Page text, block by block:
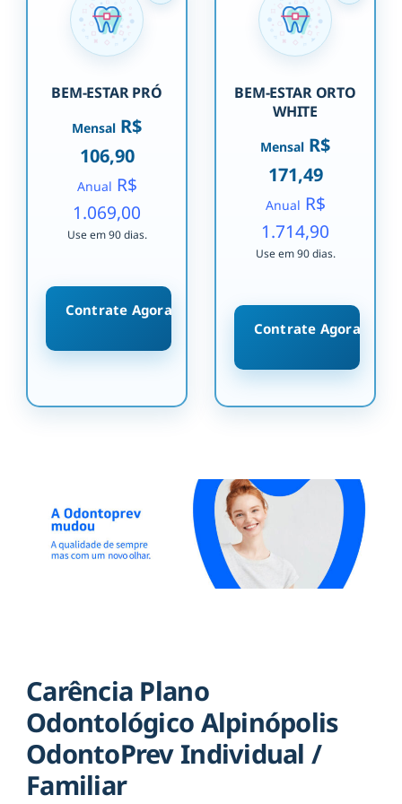
BEM-ESTAR PRÓ
Mensal R$
106,90
Anual R$
1.069,00
Use em 90 dias.
Contrate Agora
BEM-ESTAR ORTO
WHITE
Mensal R$
171,49
Anual R$
1.714,90
Use em 90 dias.
Contrate Agora
Carência Plano
Odontológico Alpinópolis
OdontoPrev Individual /
Familiar